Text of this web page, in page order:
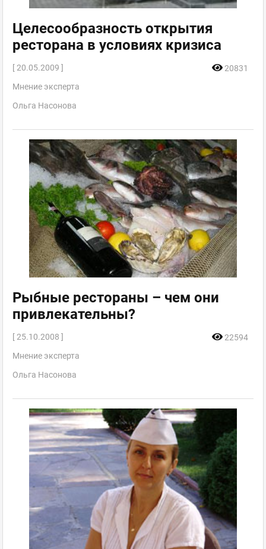
Целесообразность открытия
ресторана в условиях кризиса
[ 20.05.2009 ]
20831
Мнение эксперта
Ольга Насонова
Рыбные рестораны – чем они
привлекательны?
[ 25.10.2008 ]
22594
Мнение эксперта
Ольга Насонова